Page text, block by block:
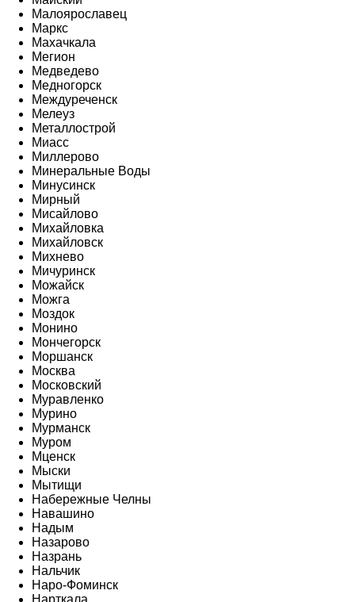
Малоярославец
Маркс
Махачкала
Мегион
Медведево
Медногорск
Междуреченск
Мелеуз
Металлострой
Миасс
Миллерово
Минеральные Воды
Минусинск
Мирный
Мисайлово
Михайловка
Михайловск
Михнево
Мичуринск
Можайск
Можга
Моздок
Монино
Мончегорск
Моршанск
Москва
Московский
Муравленко
Мурино
Мурманск
Муром
Мценск
Мыски
Мытищи
Набережные Челны
Навашино
Надым
Назарово
Назрань
Нальчик
Наро-Фоминск
Нарткала